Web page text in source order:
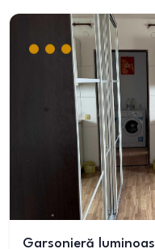
Garsonieră